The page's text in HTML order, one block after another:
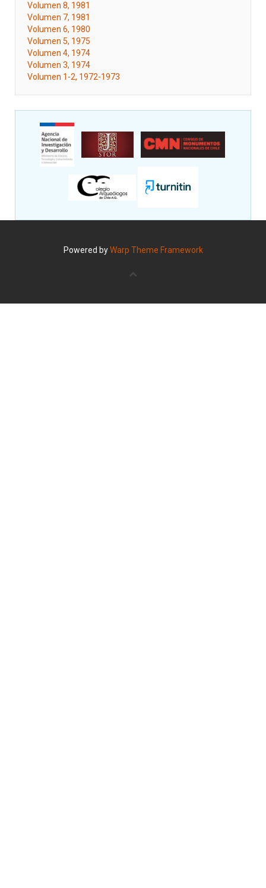
Volumen 8, 1981
Volumen 7, 1981
Volumen 6, 1980
Volumen 5, 1975
Volumen 4, 1974
Volumen 3, 1974
Volumen 1-2, 1972-1973
Powered byWarp Theme Framework